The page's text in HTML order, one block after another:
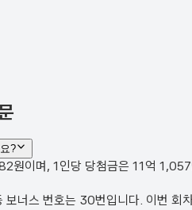
?
이며, 1인당 당첨금은 11억
너스 번호는 30번입니다. 이번 회